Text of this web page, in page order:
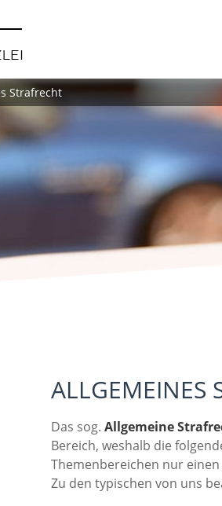
Strafrecht
ALLGEMEINES
Das sog. Allgemeine
Bereich, weshalb die
Themenbereichen nur
Zu den typischen von uns